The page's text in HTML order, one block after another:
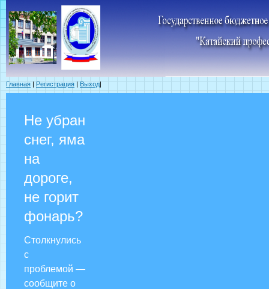
Главная | Регистрация | Выход|
Не убран
снег, яма
на
дороге,
не горит
фонарь?
Столкнулись
с
проблемой —
сообщите о